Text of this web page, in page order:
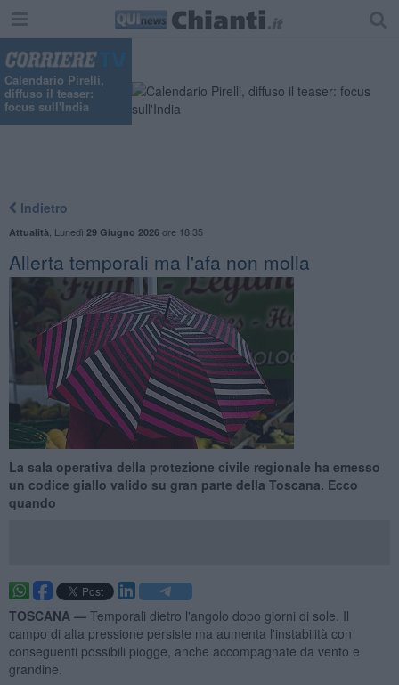
Calendario Pirelli,
diffuso il teaser:
focus sull'India
Indietro
Attualità Lunedì 29 Giugno 2026ore 18:35
Allerta temporali ma l'afa non molla
La sala operativa della protezione civile regionale ha emesso
un codice giallo valido su gran parte della Toscana. Ecco
quando
TOSCANA — Temporali dietro l'angolo dopo giorni di sole. Il
campo di alta pressione persiste ma aumenta l'instabilità con
conseguenti possibili piogge, anche accompagnate da vento e
grandine.